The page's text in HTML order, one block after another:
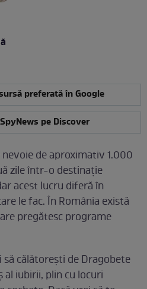
preferată în Google
pe Discover
de aproximativ 1.000
zile într-o destinație
acest lucru diferă în
le fac. În România există
pregătesc programe
călătorești de Dragobete
al iubirii, plin cu locuri